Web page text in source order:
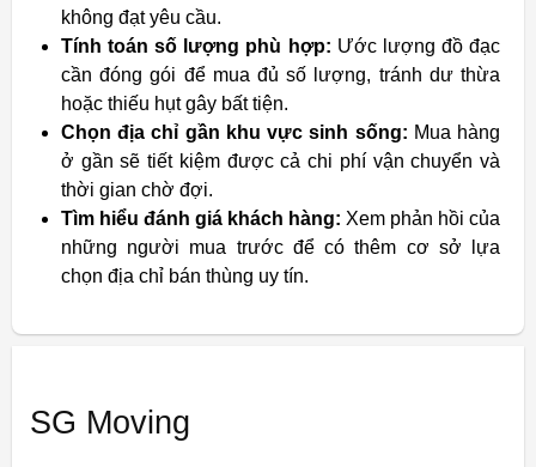
không đạt yêu cầu.
Tính toán số lượng phù hợp: Ước lượng đồ đạc
cần đóng gói để mua đủ số lượng, tránh dư thừa
hoặc thiếu hụt gây bất tiện.
Chọn địa chỉ gần khu vực sinh sống: Mua hàng
ở gần sẽ tiết kiệm được cả chi phí vận chuyển và
thời gian chờ đợi.
Tìm hiểu đánh giá khách hàng: Xem phản hồi của
những người mua trước để có thêm cơ sở lựa
chọn địa chỉ bán thùng uy tín.
SG Moving